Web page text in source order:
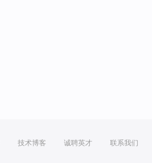
技术博客 诚聘英才 联系我们